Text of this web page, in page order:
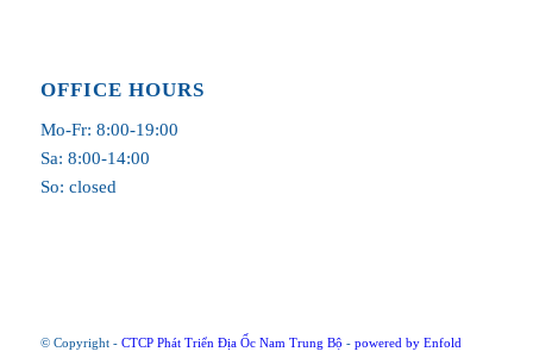
OFFICE HOURS
Mo-Fr: 8:00-19:00
Sa: 8:00-14:00
So: closed
© Copyright - CTCP Phát Triển Địa Ốc Nam Trung Bộ - powered by Enfold